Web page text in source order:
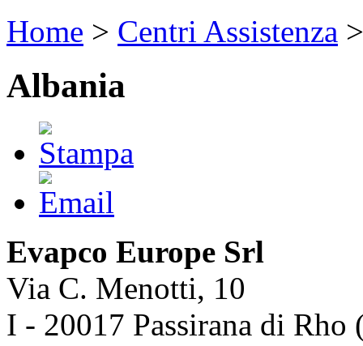
Home > Centri Assistenza
Albania
Evapco Europe Srl
Via C. Menotti, 10
I - 20017 Passirana di Rho